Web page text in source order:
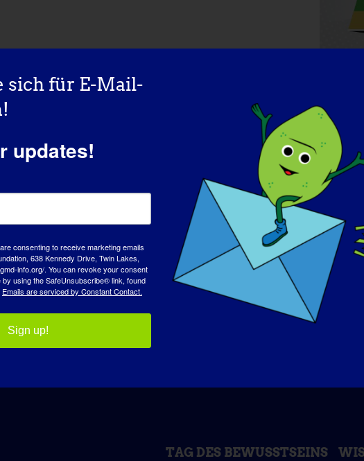
TAG DES BEWUSSTSEINS
sich für E-Mail-
updates!
consenting to receive marketing emails
638 Kennedy Drive, Twin Lakes,
info.org/. You can revoke your consent
using the SafeUnsubscribe® link, found
Emails are serviced by Constant Contact.
Sign up!